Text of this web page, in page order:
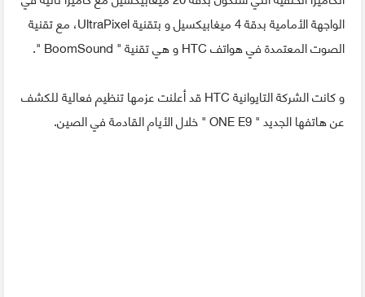
الواجهة الأمامية بدقة 4 ميغابيكسيل و بتقنية UltraPixel، مع تقنية
الصوت المعتمدة في هواتف HTC و هي تقنية " BoomSound ".
و كانت الشركة التايوانية HTC قد أعلنت عزمها تنظيم فعالية للكشف
عن هاتفها الجديد " ONE E9 " خلال الأيام القادمة في الصين.